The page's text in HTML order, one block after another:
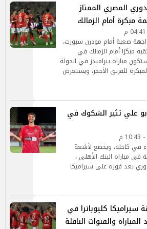
المصري الممتاز
صعبة أمام مودرن سبورت،
مبكرًا أمام الزمالك في
مباراة بيراميدز في الجولة
للفريق الأحمر، ويستعرض
علي تثير الشكوك في
في كاحله، ويخضع لأشعة
مباراة البنك الأهلي ،
بعد فوزه على سيراميكا
سيراميكا كليوباترا في
والقنوات الناقلة